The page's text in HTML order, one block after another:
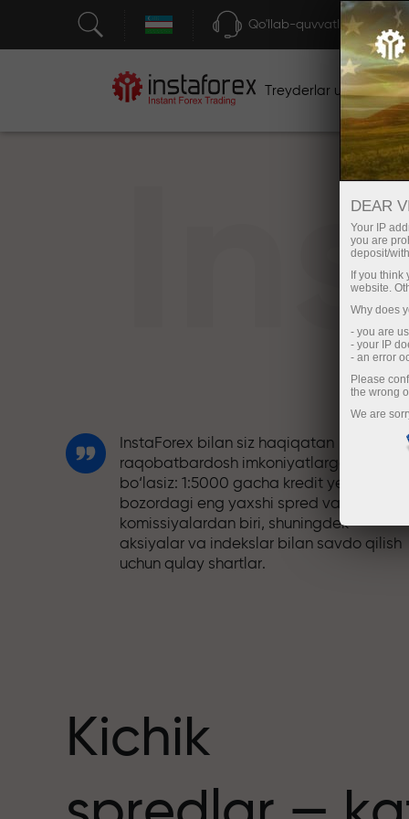
Qo'llab-quvvatlash
Treyderlar uchun
InstaForex bilan siz haqiqatan
raqobatbardosh imkoniyatlarga ega
bo‘lasiz: 1:5000 gacha kredit yelkasi,
bozordagi eng yaxshi spred va
komissiyalardan biri, shuningdek
aksiyalar va indekslar bilan savdo qilish
uchun qulay shartlar.
qadriyatlarni baham ko‘radi. Aleš Loprais
savdo olamiga intilish va intizom
Kichik
DEAR
Your IP
you are
deposit/
If you
website.
Why does
- you are
- your IP
- an error
Please
the wrong
We are